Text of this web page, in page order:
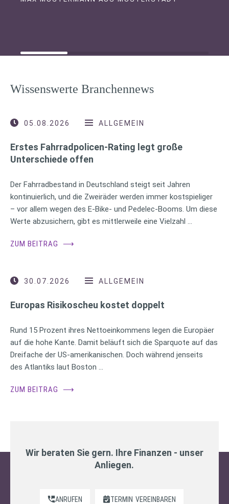
Wissenswerte Branchennews
05.08.2026 ALLGEMEIN
Erstes Fahrradpolicen-Rating legt große
Unterschiede offen
Der Fahrradbestand in Deutschland steigt seit Jahren
kontinuierlich, und die Zweiräder werden immer kostspieliger
– vor allem wegen des E-Bike- und Pedelec-Booms. Um diese
Werte abzusichern, gibt es mittlerweile eine Vielzahl …
ZUM BEITRAG ⟶
30.07.2026 ALLGEMEIN
Europas Risikoscheu kostet doppelt
Rund 15 Prozent ihres Nettoeinkommens legen die Europäer
auf die hohe Kante. Damit beläuft sich die Sparquote auf das
Dreifache der US-amerikanischen. Doch während jenseits
des Atlantiks laut Boston …
ZUM BEITRAG ⟶
Wir beraten Sie gern. Ihre Finanzen - unser
Anliegen.
ANRUFEN TERMIN VEREINBAREN